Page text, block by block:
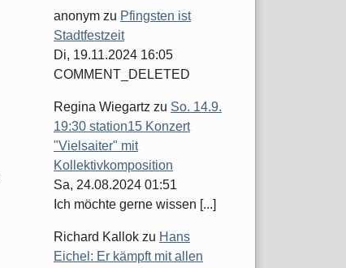
anonym zu Pfingsten ist
Stadtfestzeit
Di, 19.11.2024 16:05
COMMENT_DELETED
Regina Wiegartz zu So. 14.9.
19:30 station15 Konzert
"Vielsaiter" mit
Kollektivkomposition
Sa, 24.08.2024 01:51
Ich möchte gerne wissen [...]
Richard Kallok zu Hans
Eichel: Er kämpft mit allen